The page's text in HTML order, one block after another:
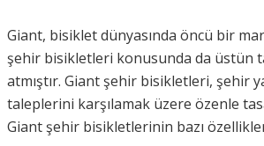
Giant, bisiklet dünyasında öncü bir
şehir bisikletleri konusunda da üstün
atmıştır. Giant şehir bisikletleri, şehir
taleplerini karşılamak üzere özenle
Giant şehir bisikletlerinin bazı